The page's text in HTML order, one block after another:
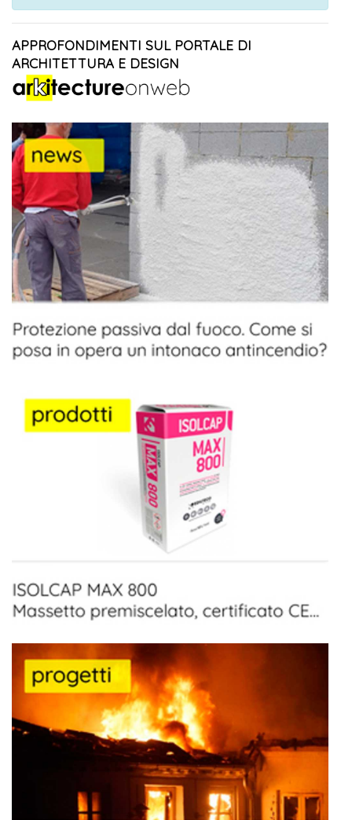
APPROFONDIMENTI SUL PORTALE DI
ARCHITETTURA E DESIGN